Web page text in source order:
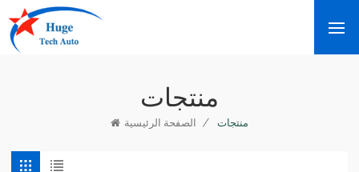
منتجات
الصفحة الرئيسية / منتجات